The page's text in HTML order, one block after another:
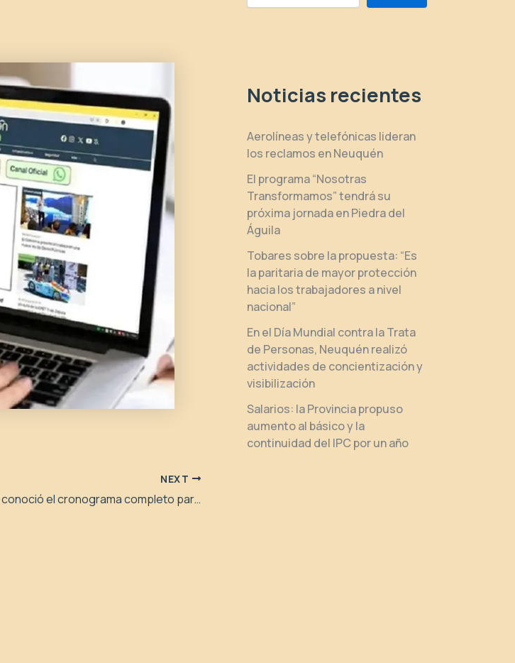
NEXT
Se conoció el cronograma completo para el inicio de las mesas salariales
Noticias recientes
Aerolíneas y telefónicas lideran
los reclamos en Neuquén
El programa “Nosotras
Transformamos” tendrá su
próxima jornada en Piedra del
Águila
Tobares sobre la propuesta: “Es
la paritaria de mayor protección
hacia los trabajadores a nivel
nacional”
En el Día Mundial contra la Trata
de Personas, Neuquén realizó
actividades de concientización y
visibilización
Salarios: la Provincia propuso
aumento al básico y la
continuidad del IPC por un año